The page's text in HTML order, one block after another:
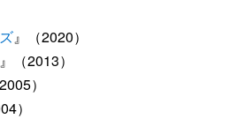
』（2020）
』（2013）
）
）